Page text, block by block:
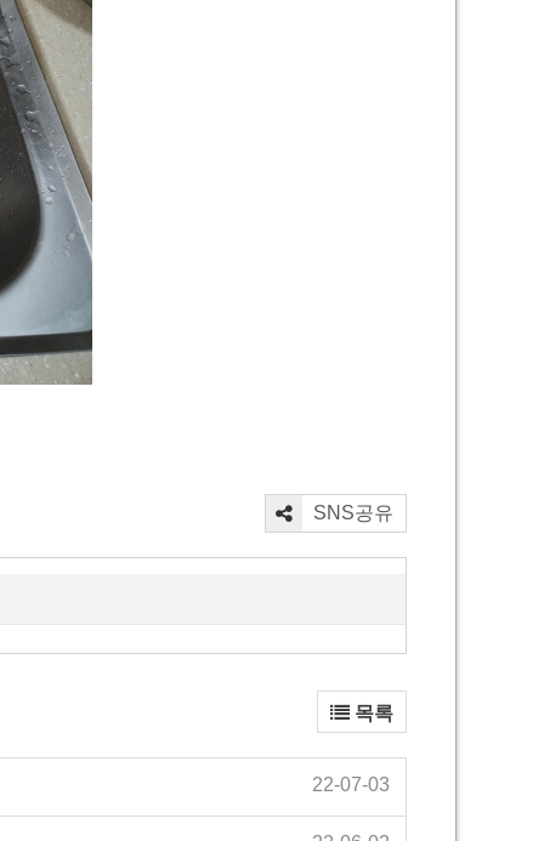
SNS공유
목록
22-07-03